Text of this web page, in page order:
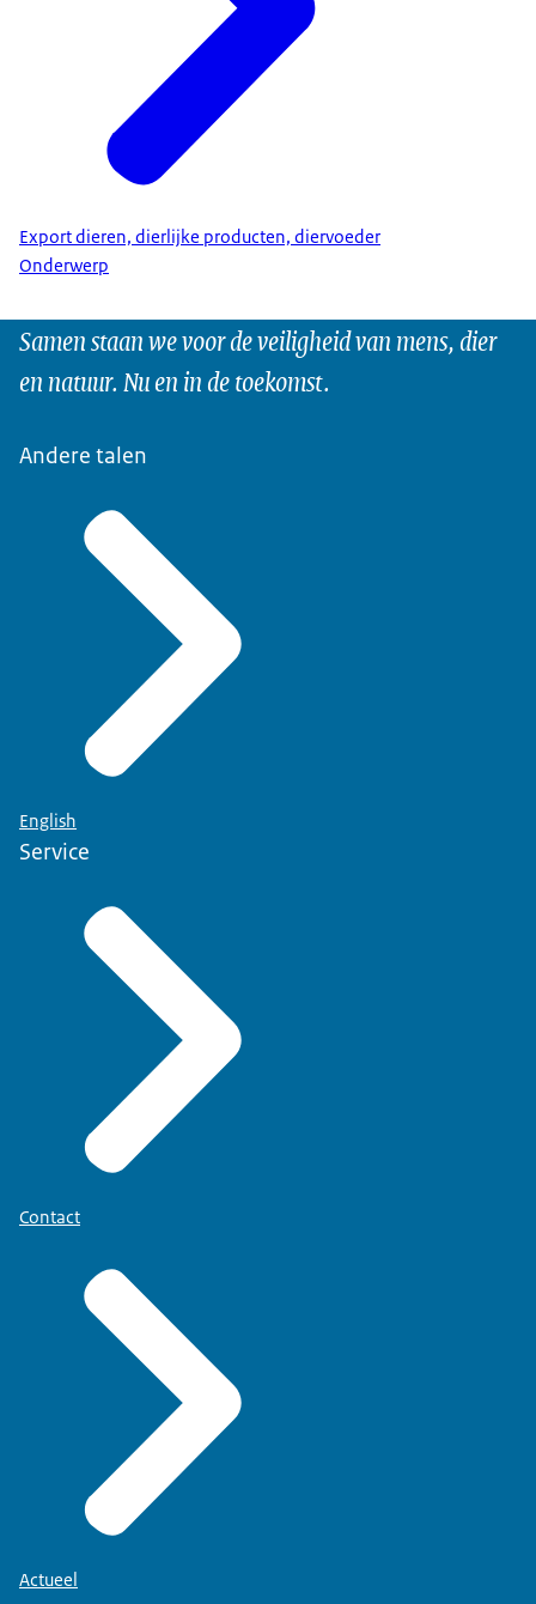
Export dieren, dierlijke producten, diervoeder
Onderwerp
Samen staan we voor de veiligheid van mens, dier
en natuur. Nu en in de toekomst.
Andere talen
English
Service
Contact
Actueel